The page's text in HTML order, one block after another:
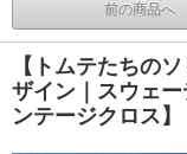
前の商品へ
【トムテたちの
ザイン｜スウェ
ンテージクロス】